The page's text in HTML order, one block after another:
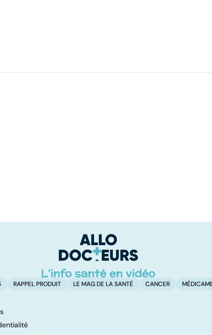
RAPPEL PRODUIT LE MAG DE LA SANTÉ CANCER